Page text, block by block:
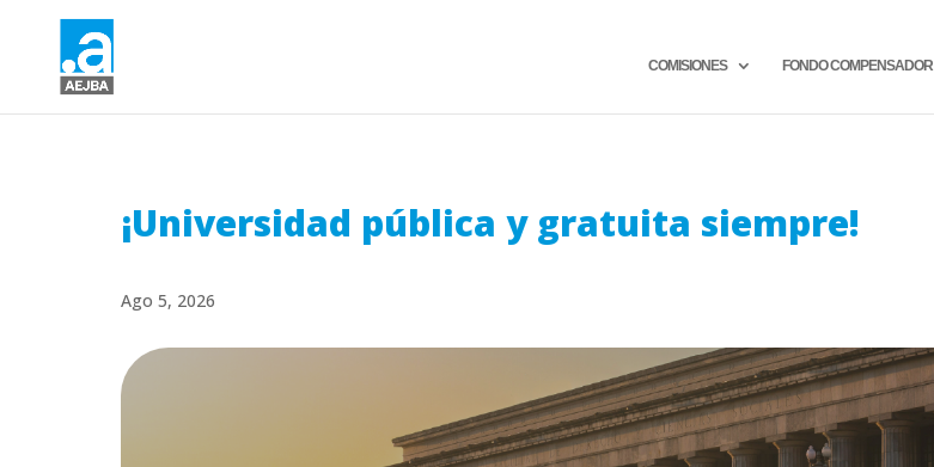
COMISIONES FONDO COMPENSADOR
¡Universidad pública y gratuita siempre!
Ago 5, 2026